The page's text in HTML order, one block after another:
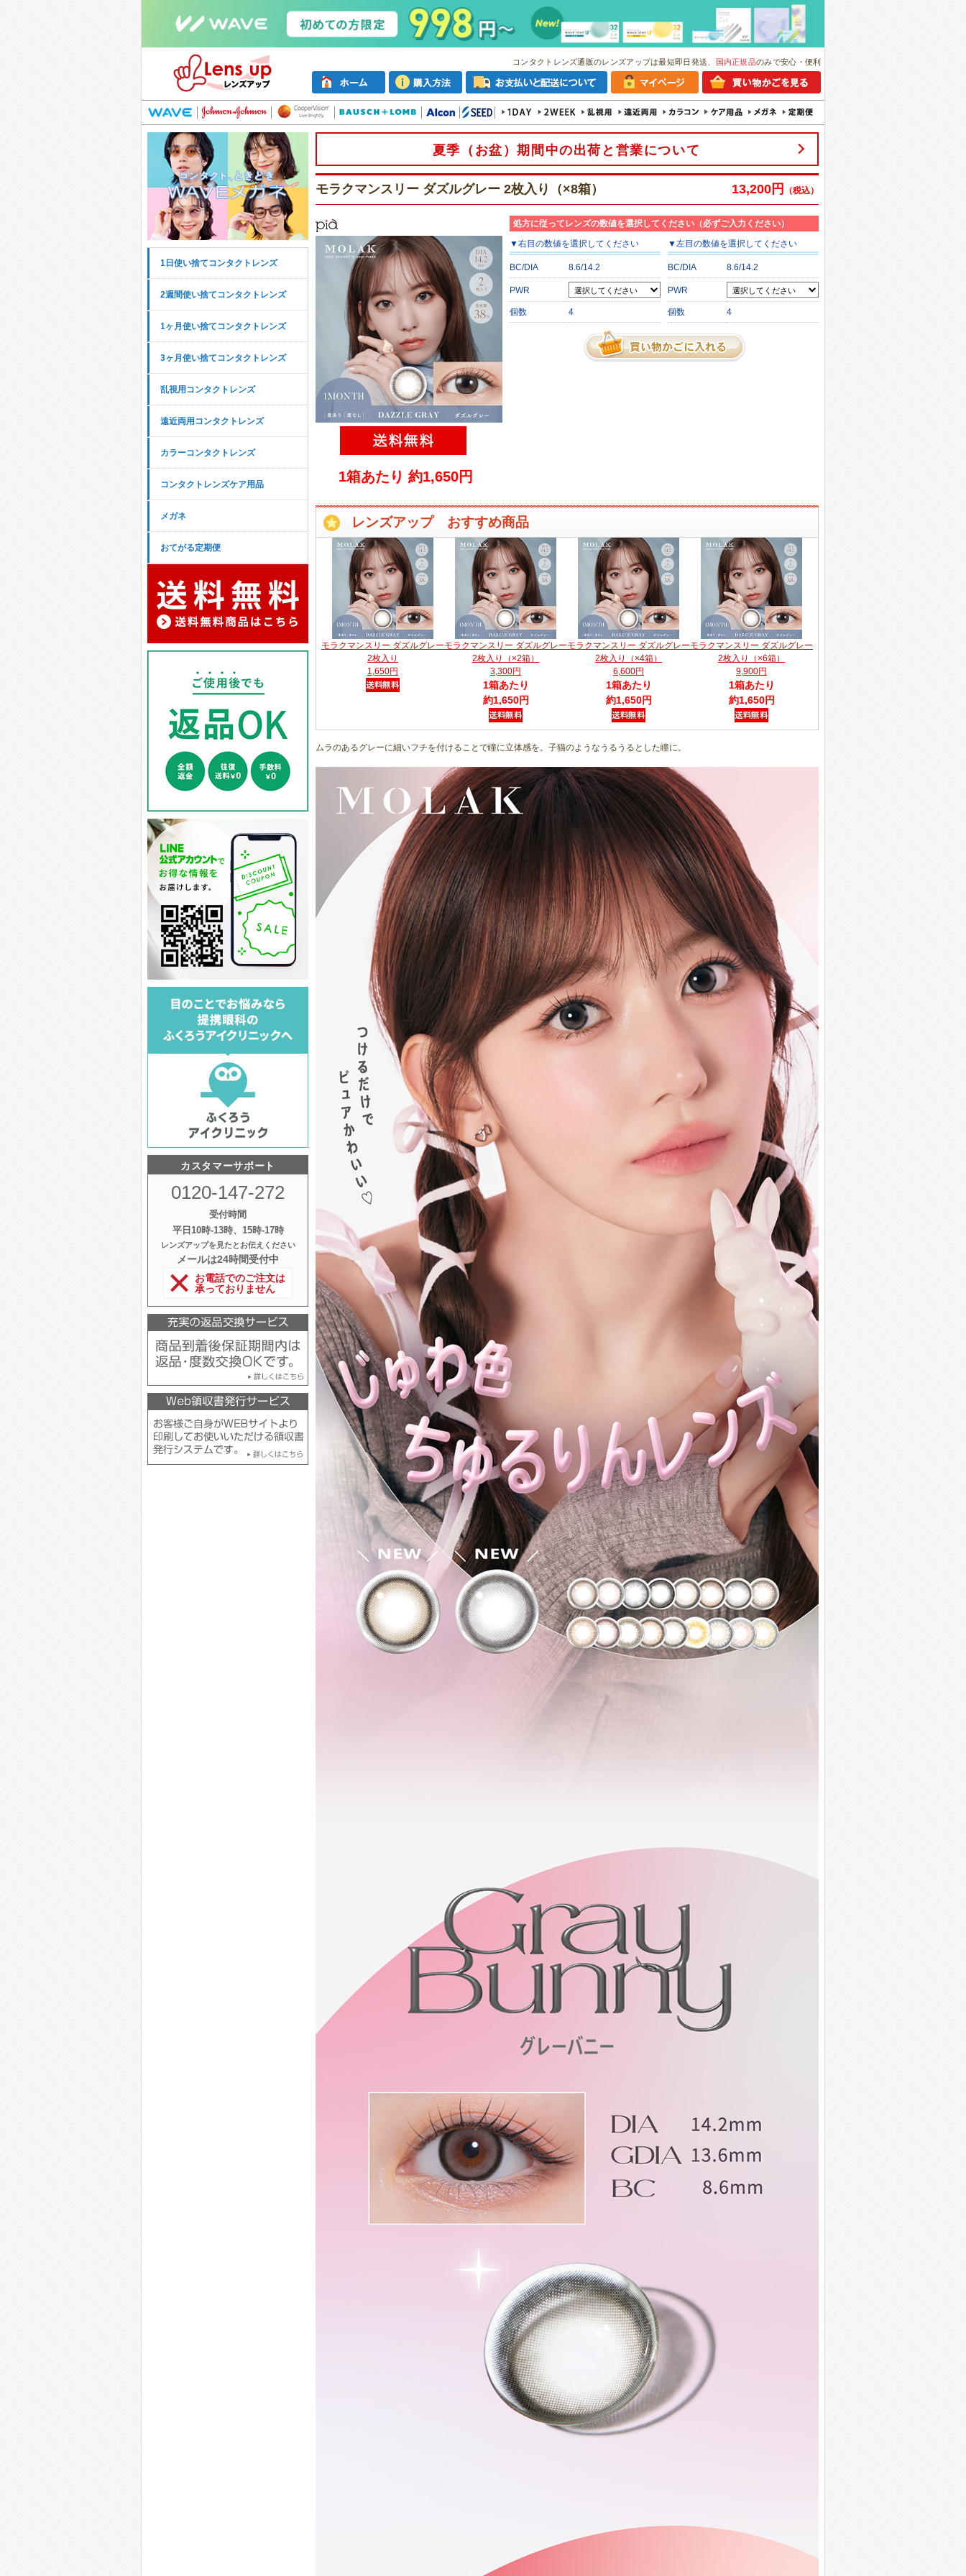
コンタクトレンズ通販のレンズアップは最短即日発送、 国内正規品のみで安心・便利
1日使い捨てコンタクトレンズ
2週間使い捨てコンタクトレンズ
1ヶ月使い捨てコンタクトレンズ
3ヶ月使い捨てコンタクトレンズ
乱視用コンタクトレンズ
遠近両用コンタクトレンズ
カラーコンタクトレンズ
コンタクトレンズケア用品
メガネ
おてがる定期便
カスタマーサポート
0120-147-272
受付時間
平日10時‐13時、15時‐17時
レンズアップを見たとお伝えください
メールは24時間受付中
お電話でのご注文は
承っておりません
夏季（お盆）期間中の出荷と営業について
モラクマンスリー ダズルグレー 2枚入り（×8箱） 13,200円 （税込）
1箱あたり 約1,650円
処方に従ってレンズの数値を選択してください（必ずご入力ください）
▼右目の数値を選択してください
BC/DIA 8.6/14.2
PWR
個数 4
▼左目の数値を選択してください
BC/DIA 8.6/14.2
PWR
個数 4
レンズアップ おすすめ商品
モラクマンスリー ダズルグレー
2枚入り
1,650円
モラクマンスリー ダズルグレー
2枚入り（×2箱）
3,300円
1箱あたり
約1,650円
モラクマンスリー ダズルグレー
2枚入り（×4箱）
6,600円
1箱あたり
約1,650円
モラクマンスリー ダズルグレー
2枚入り（×6箱）
9,900円
1箱あたり
約1,650円
ムラのあるグレーに細いフチを付けることで瞳に立体感を。子猫のようなうるうるとした瞳に。